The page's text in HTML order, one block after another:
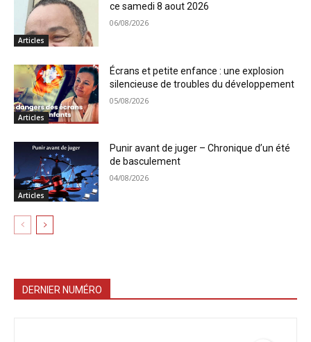
Articles
ce samedi 8 aout 2026
06/08/2026
Articles
Écrans et petite enfance : une explosion
silencieuse de troubles du développement
05/08/2026
Articles
Punir avant de juger – Chronique d’un été
de basculement
04/08/2026
DERNIER NUMÉRO